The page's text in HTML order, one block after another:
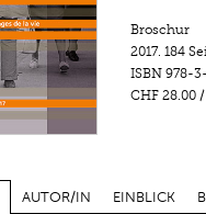
Broschur
2017. 184
ISBN 978-
CHF 28.00/
AUTOR/IN EINBLICK